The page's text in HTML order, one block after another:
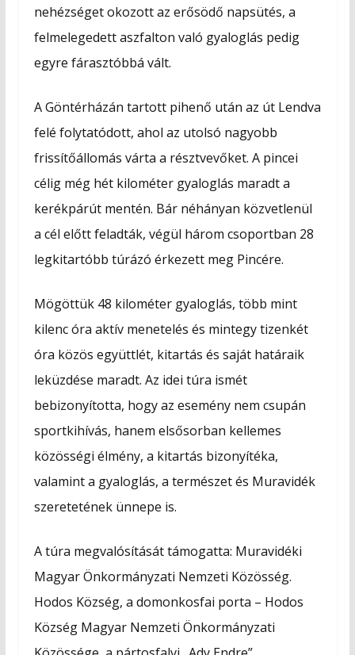
nehézséget okozott az erősödő napsütés, a
felmelegedett aszfalton való gyaloglás pedig
egyre fárasztóbbá vált.
A Göntérházán tartott pihenő után az út Lendva
felé folytatódott, ahol az utolsó nagyobb
frissítőállomás várta a résztvevőket. A pincei
célig még hét kilométer gyaloglás maradt a
kerékpárút mentén. Bár néhányan közvetlenül
a cél előtt feladták, végül három csoportban 28
legkitartóbb túrázó érkezett meg Pincére.
Mögöttük 48 kilométer gyaloglás, több mint
kilenc óra aktív menetelés és mintegy tizenkét
óra közös együttlét, kitartás és saját határaik
leküzdése maradt. Az idei túra ismét
bebizonyította, hogy az esemény nem csupán
sportkihívás, hanem elsősorban kellemes
közösségi élmény, a kitartás bizonyítéka,
valamint a gyaloglás, a természet és Muravidék
szeretetének ünnepe is.
A túra megvalósítását támogatta: Muravidéki
Magyar Önkormányzati Nemzeti Közösség.
Hodos Község, a domonkosfai porta – Hodos
Község Magyar Nemzeti Önkormányzati